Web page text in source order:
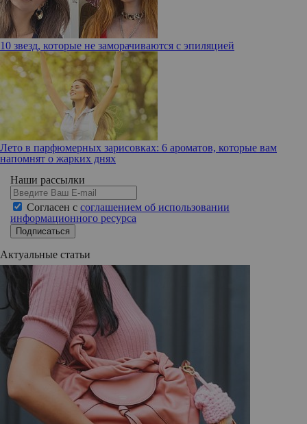
10 звезд, которые не заморачиваются с эпиляцией
Лето в парфюмерных зарисовках: 6 ароматов, которые вам
напомнят о жарких днях
Наши рассылки
Согласен с соглашением об использовании
информационного ресурса
Подписаться
Актуальные статьи